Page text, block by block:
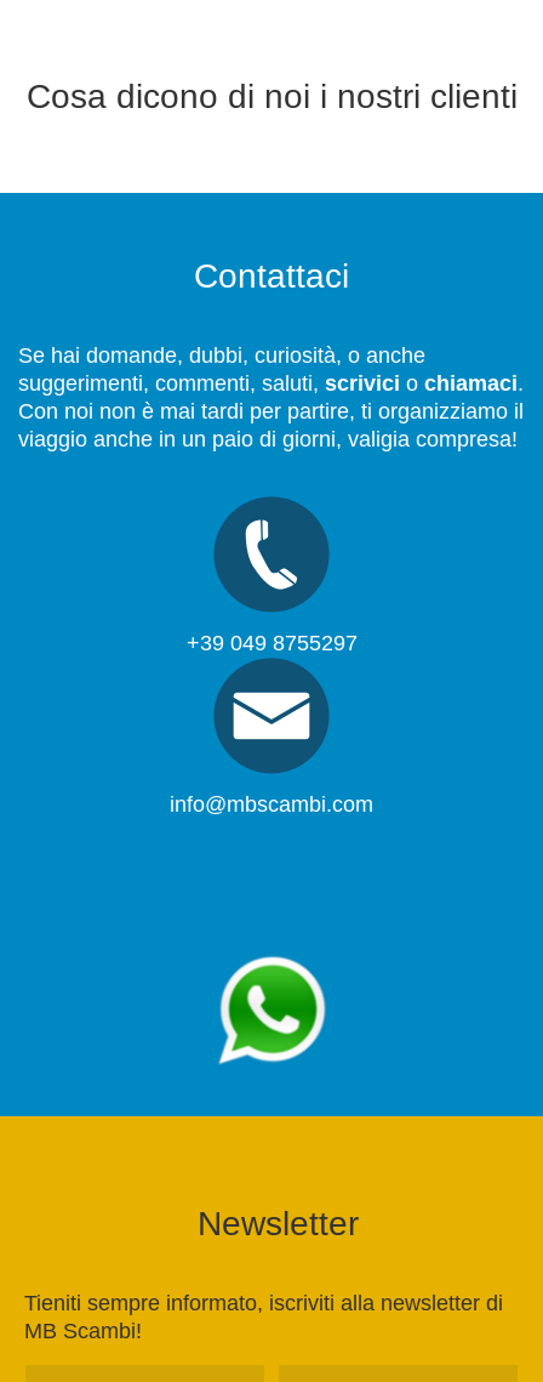
Cosa dicono di noi i nostri clienti
Contattaci
Se hai domande, dubbi, curiosità, o anche
suggerimenti, commenti, saluti, scrivici o chiamaci.
Con noi non è mai tardi per partire, ti organizziamo il
viaggio anche in un paio di giorni, valigia compresa!
+39 049 8755297
info@mbscambi.com
Newsletter
Tieniti sempre informato, iscriviti alla newsletter di
MB Scambi!